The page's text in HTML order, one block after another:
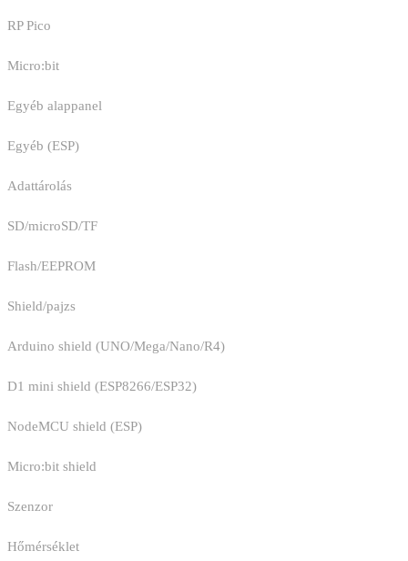
RP Pico
Micro:bit
Egyéb alappanel
Egyéb (ESP)
Adattárolás
SD/microSD/TF
Flash/EEPROM
Shield/pajzs
Arduino shield (UNO/Mega/Nano/R4)
D1 mini shield (ESP8266/ESP32)
NodeMCU shield (ESP)
Micro:bit shield
Szenzor
Hőmérséklet